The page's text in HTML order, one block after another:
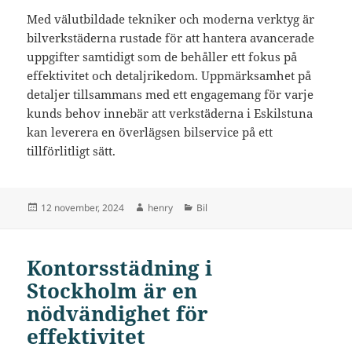
Med välutbildade tekniker och moderna verktyg är
bilverkstäderna rustade för att hantera avancerade
uppgifter samtidigt som de behåller ett fokus på
effektivitet och detaljrikedom. Uppmärksamhet på
detaljer tillsammans med ett engagemang för varje
kunds behov innebär att verkstäderna i Eskilstuna
kan leverera en överlägsen bilservice på ett
tillförlitligt sätt.
Postat
12 november, 2024 Författare
henry Kategorier
Bil
Kontorsstädning i
Stockholm är en
nödvändighet för
effektivitet